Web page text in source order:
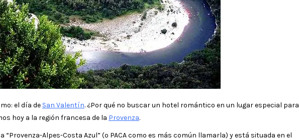
el día de San Valentín. ¿Por qué no buscar un hotel romántico en un lugar especial para
hoy a la región francesa de la Provenza.
Alpes-Costa Azul” (o PACA como es más común llamarla) y está situada en el